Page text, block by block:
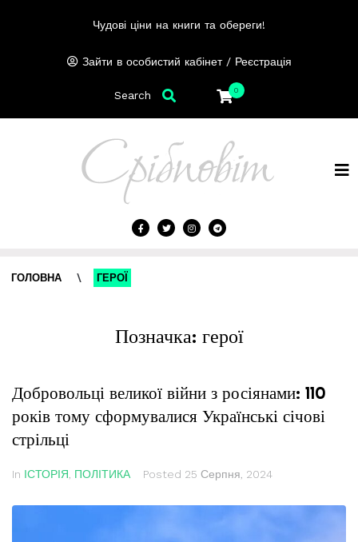
Чудові ціни на книги та обереги!
Зайти в особистий кабінет / Реєстрація
0
Search
ГОЛОВНА \ ГЕРОЇ
Позначка: герої
Добровольці великої війни з росіянами: 110
років тому сформувалися Українські січові
стрільці
In ІСТОРІЯ ПОЛІТИКА Posted 25 Серпня, 2024